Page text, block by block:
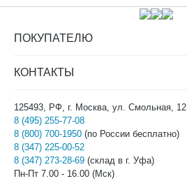
ПОКУПАТЕЛЮ
КОНТАКТЫ
125493, РФ, г. Москва, ул. Смольная, 12
8 (495) 255-77-08
8 (800) 700-1950 (по России бесплатно)
8 (347) 225-00-52
8 (347) 273-28-69 (склад в г. Уфа)
Пн-Пт 7.00 - 16.00 (Мск)